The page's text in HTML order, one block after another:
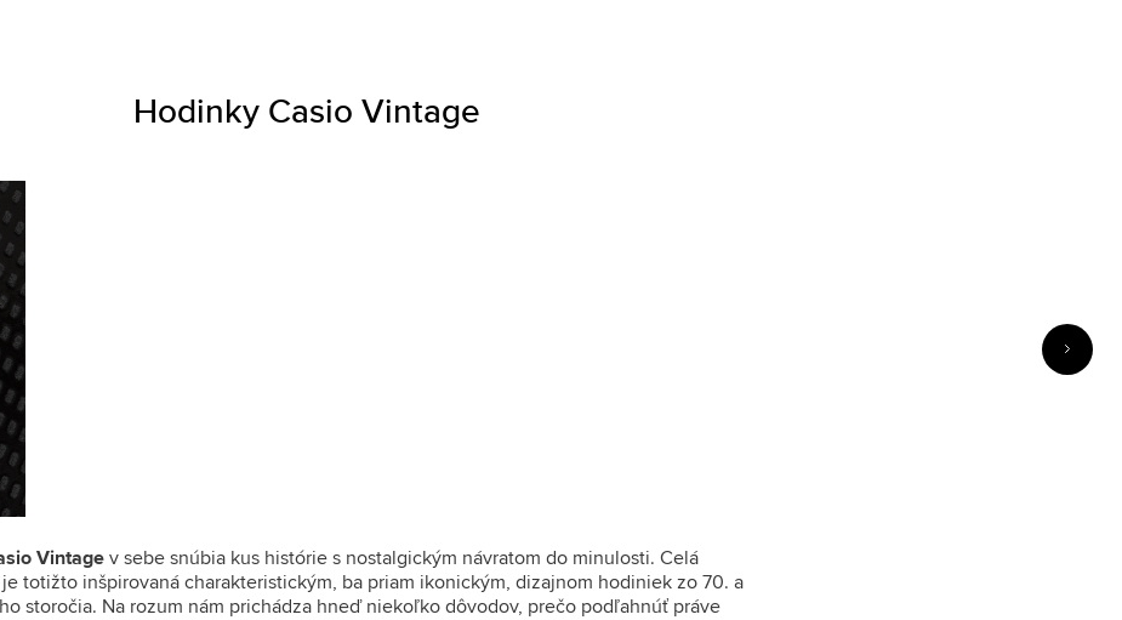
Hodinky Casio Vintage
Vintagev sebe snúbia kus histórie s nostalgickým návratom do minulosti. Celá
totižto inšpirovaná charakteristickým, ba priam ikonickým, dizajnom hodiniek zo 70. a
storočia. Na rozum nám prichádza hneď niekoľko dôvodov, prečo podľahnúť práve